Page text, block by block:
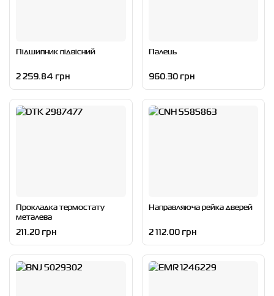
Підшипник підвісний
2 259.84 грн
Палець
960.30 грн
Прокладка термостату
металева
211.20 грн
Направляюча рейка дверей
2 112.00 грн